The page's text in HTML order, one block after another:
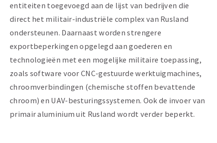
entiteiten toegevoegd aan de lijst van bedrijven die
direct het militair-industriële complex van Rusland
ondersteunen. Daarnaast worden strengere
exportbeperkingen opgelegd aan goederen en
technologieën met een mogelijke militaire toepassing,
zoals software voor CNC-gestuurde werktuigmachines,
chroomverbindingen (chemische stoffen bevattende
chroom) en UAV-besturingssystemen. Ook de invoer van
primair aluminium uit Rusland wordt verder beperkt.